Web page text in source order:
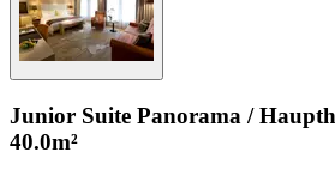
Junior Suite Panorama /
40.0m²